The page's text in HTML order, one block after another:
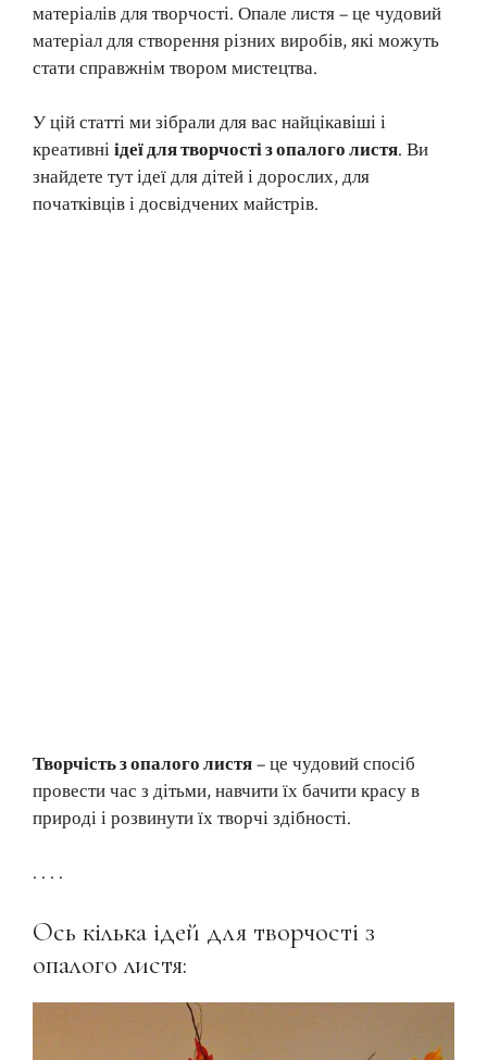
матеріалів для творчості. Опале листя – це чудовий
матеріал для створення різних виробів, які можуть
стати справжнім твором мистецтва.
У цій статті ми зібрали для вас найцікавіші і
креативніідеї для творчості з опалого листя. Ви
знайдете тут ідеї для дітей і дорослих, для
початківців і досвідчених майстрів.
Творчість з опалого листя– це чудовий спосіб
провести час з дітьми, навчити їх бачити красу в
природі і розвинути їх творчі здібності.
. . . .
Ось кілька ідей для творчості з
опалого листя: